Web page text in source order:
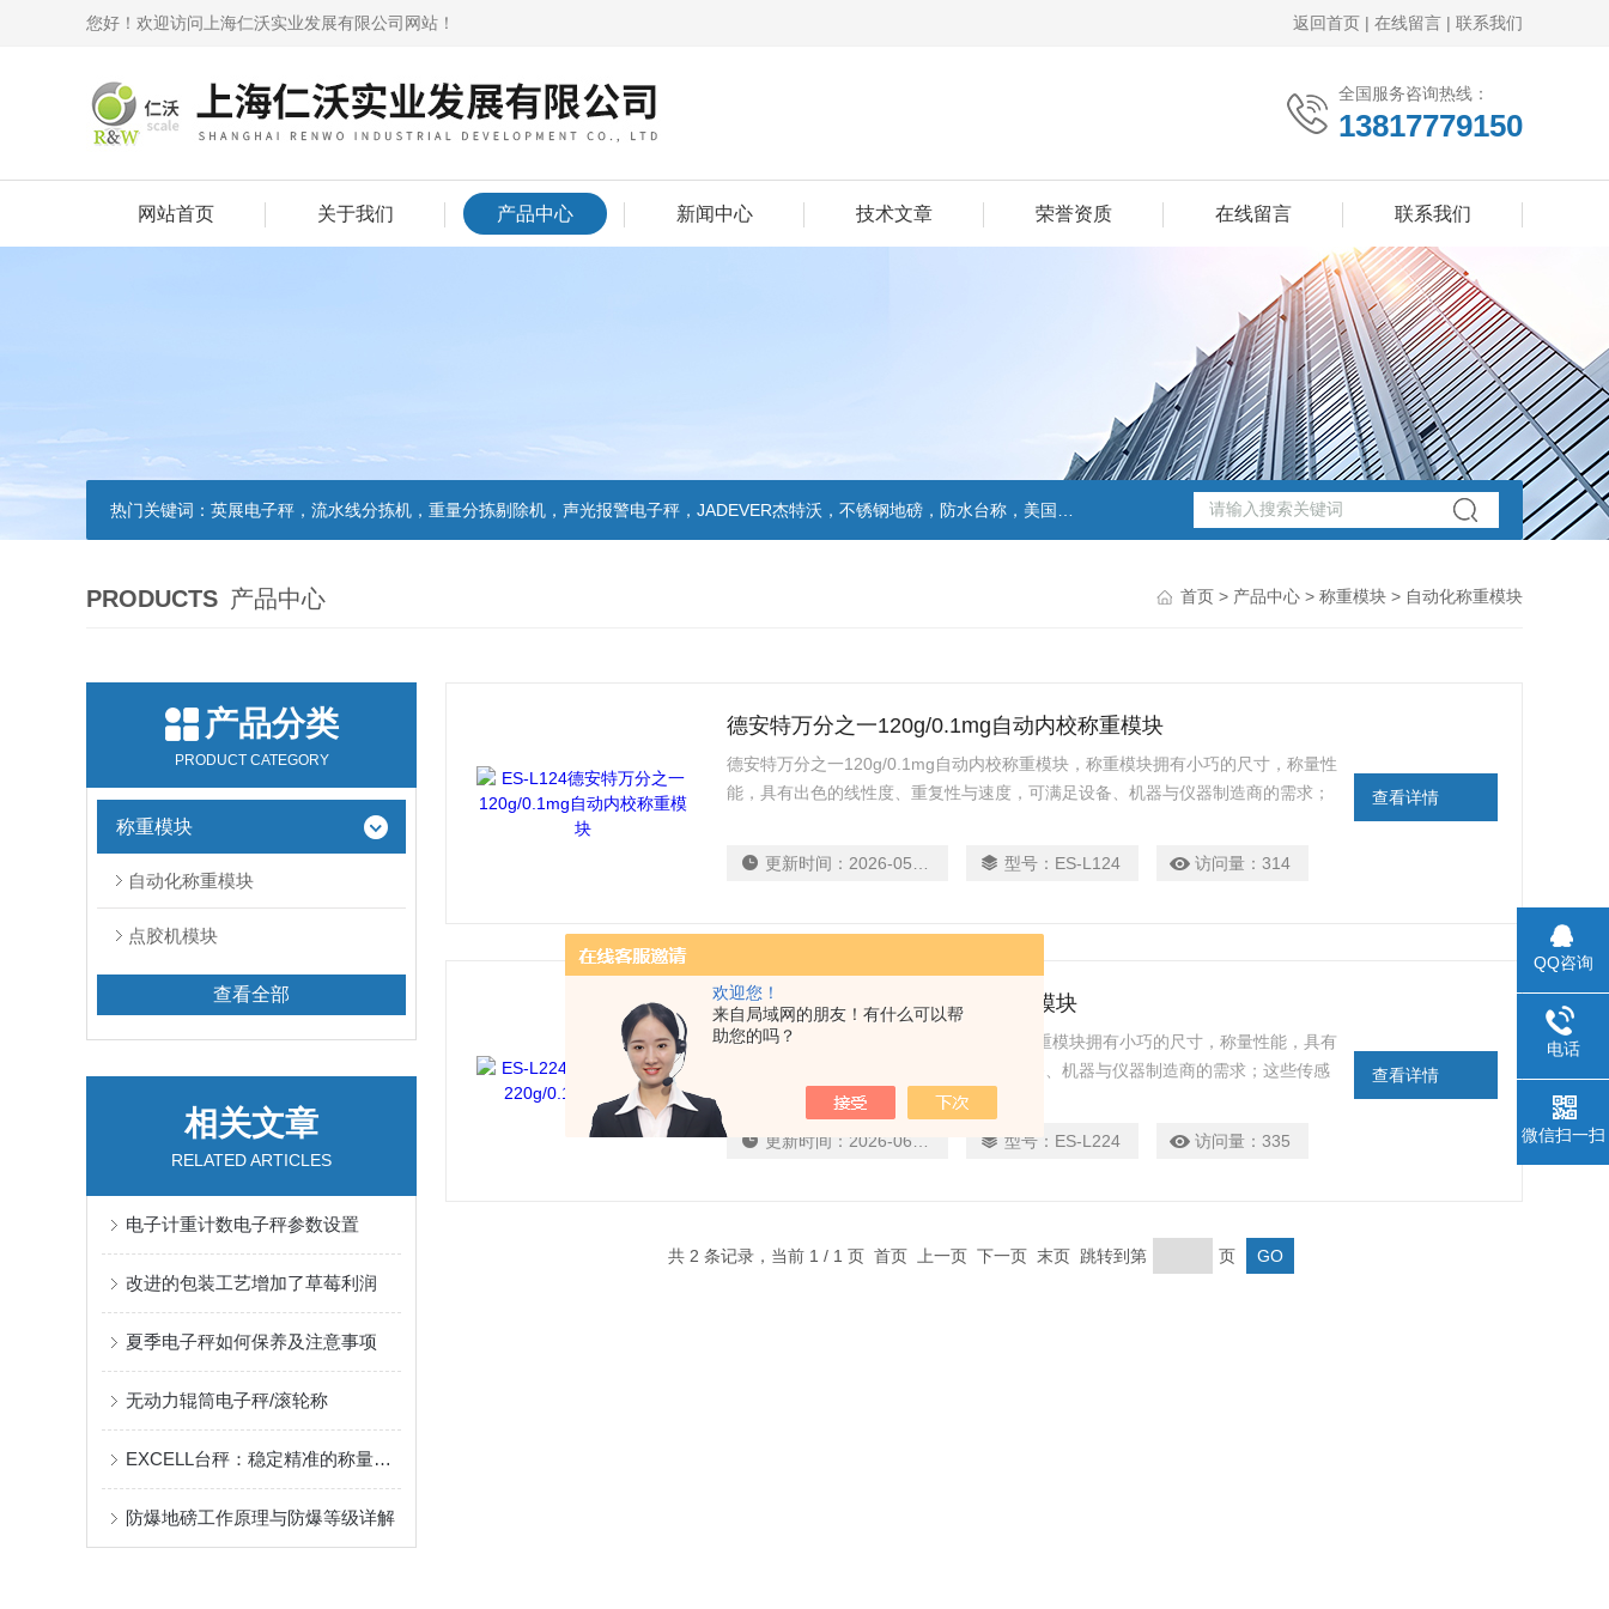
欢迎您！
来自局域网的朋友！有什么可以帮
助您的吗？
您好！欢迎访问上海仁沃实业发展有限公司网站！ 返回首页 | 在线留言 | 联系我们
全国服务咨询热线：
13817779150
网站首页 关于我们 产品中心 新闻中心 技术文章 荣誉资质 在线留言 联系我们
热门关键词： 英展电子秤，流水线分拣机，重量分拣剔除机，声光报警电子秤，JADEVER杰特沃，不锈钢地磅，防水台称，美国双杰天平，报警电子称
PRODUCTS 产品中心 首页 > 产品中心 > 称重模块 > 自动化称重模块
产品分类
PRODUCT CATEGORY
称重模块
自动化称重模块
点胶机模块
查看全部
相关文章
RELATED ARTICLES
电子计重计数电子秤参数设置
改进的包装工艺增加了草莓利润
夏季电子秤如何保养及注意事项
无动力辊筒电子秤/滚轮称
EXCELL台秤：稳定精准的称量之选
防爆地磅工作原理与防爆等级详解
德安特万分之一120g/0.1mg自动内校称重模块
德安特万分之一120g/0.1mg自动内校称重模块，称重模块拥有小巧的尺寸，称量性
能，具有出色的线性度、重复性与速度，可满足设备、机器与仪器制造商的需求；
更新时间： 2026-05-18 型号： ES-L124 访问量：314
查看详情
德安特万分之一220g/0.1mg称重模块
德安特万分之一220g/0.1mg称重模块，称重模块拥有小巧的尺寸，称量性能，具有
出色的线性度、重复性与速度，可满足设备、机器与仪器制造商的需求；这些传感
器设计紧凑，精度高，可灵活满足具有挑战性的自动化应用以及紧凑的空间要求；
更新时间： 2026-06-18 型号： ES-L224 访问量：335
查看详情
共 2 条记录，当前 1 / 1 页 首页 上一页 下一页 末页 跳转到第 页
QQ咨询
电话
微信扫一扫